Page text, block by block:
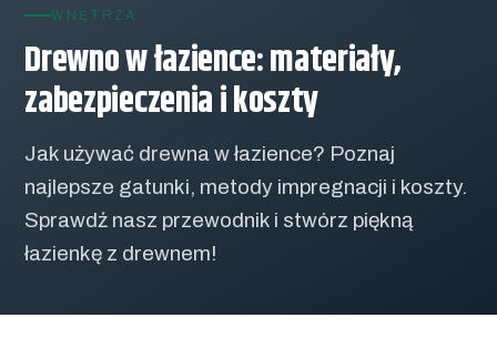
WNĘTRZA
Drewno w łazience: materiały,
zabezpieczenia i koszty
Jak używać drewna w łazience? Poznaj
najlepsze gatunki, metody impregnacji i koszty.
Sprawdź nasz przewodnik i stwórz piękną
łazienkę z drewnem!